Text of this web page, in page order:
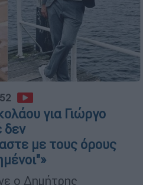
για Γιώργο
δεν
με τους όρους
ο Δημήτρης